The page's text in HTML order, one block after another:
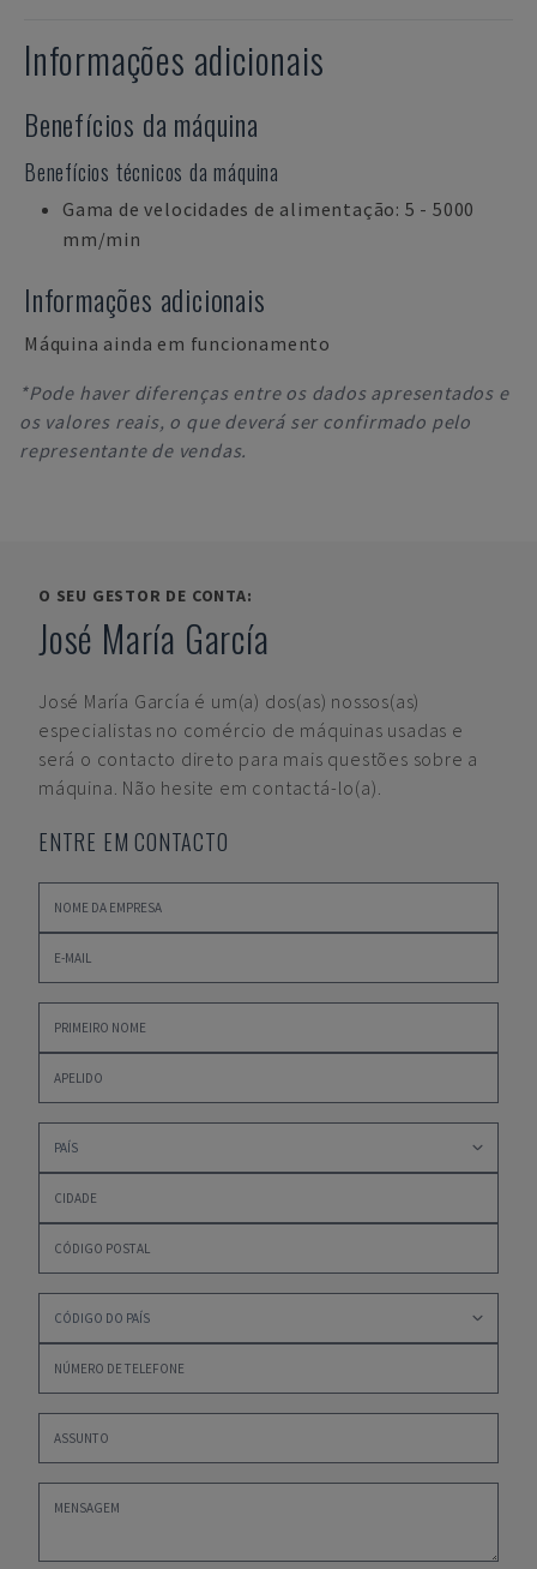
Informações adicionais
Benefícios da máquina
Benefícios técnicos da máquina
Gama de velocidades de alimentação: 5 - 5000
mm/min
Informações adicionais
Máquina ainda em funcionamento
*Pode haver diferenças entre os dados apresentados e
os valores reais, o que deverá ser confirmado pelo
representante de vendas.
O SEU GESTOR DE CONTA:
José María García
José María García é um(a) dos(as) nossos(as)
especialistas no comércio de máquinas usadas e
será o contacto direto para mais questões sobre a
máquina. Não hesite em contactá-lo(a).
ENTRE EM CONTACTO